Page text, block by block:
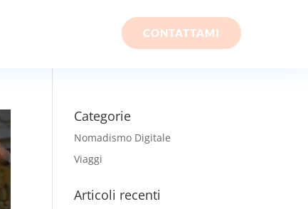
CONTATTAMI
Categorie
Nomadismo Digitale
Viaggi
Articoli recenti